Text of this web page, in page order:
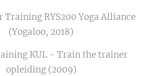
Training RYS200 Yoga Alliance
(Yogaloo, 2018)
KUL - Train the trainer
opleiding (2009)